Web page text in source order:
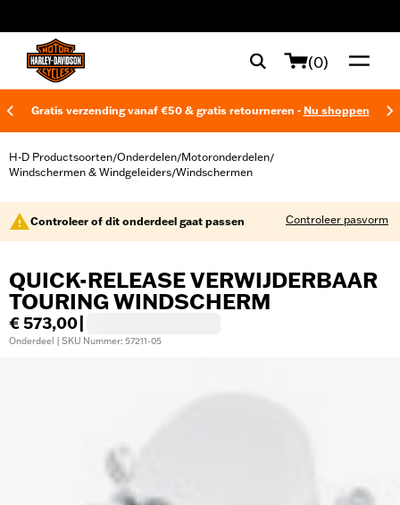
(0)
Gratis verzending vanaf €50 & gratis retourneren - Nu shoppen
H-D Productsoorten/Onderdelen/Motoronderdelen/
Windschermen & Windgeleiders/Windschermen
Controleer of dit onderdeel gaat passen Controleer pasvorm
QUICK-RELEASE VERWIJDERBAAR
TOURING WINDSCHERM
€ 573,00
Onderdeel | SKU Nummer: 57211-05